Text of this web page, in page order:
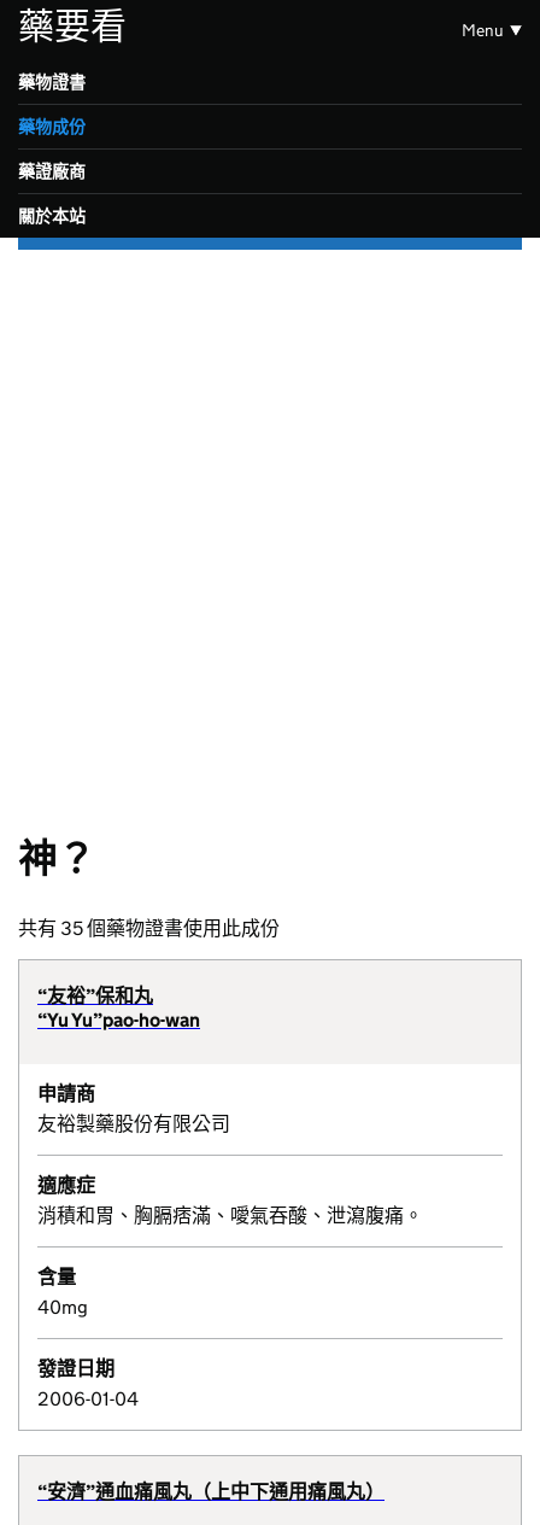
藥要看 Menu
藥物證書
藥物成份
藥證廠商
關於本站
神？
共有 35 個藥物證書使用此成份
“友裕”保和丸
“Yu Yu”pao-ho-wan
申請商
友裕製藥股份有限公司
適應症
消積和胃、胸膈痞滿、噯氣吞酸、泄瀉腹痛。
含量
40mg
發證日期
2006-01-04
“安濟”通血痛風丸（上中下通用痛風丸）